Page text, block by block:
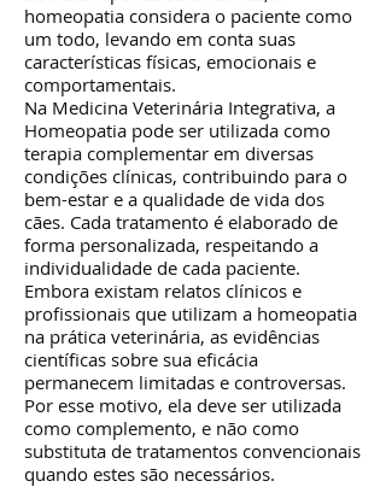
homeopatia considera o paciente como
um todo, levando em conta suas
características físicas, emocionais e
comportamentais.
Na Medicina Veterinária Integrativa, a
Homeopatia pode ser utilizada como
terapia complementar em diversas
condições clínicas, contribuindo para o
bem-estar e a qualidade de vida dos
cães. Cada tratamento é elaborado de
forma personalizada, respeitando a
individualidade de cada paciente.
Embora existam relatos clínicos e
profissionais que utilizam a homeopatia
na prática veterinária, as evidências
científicas sobre sua eficácia
permanecem limitadas e controversas.
Por esse motivo, ela deve ser utilizada
como complemento, e não como
substituta de tratamentos convencionais
quando estes são necessários.